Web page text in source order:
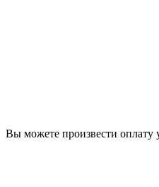
Вы можете произвести оплату